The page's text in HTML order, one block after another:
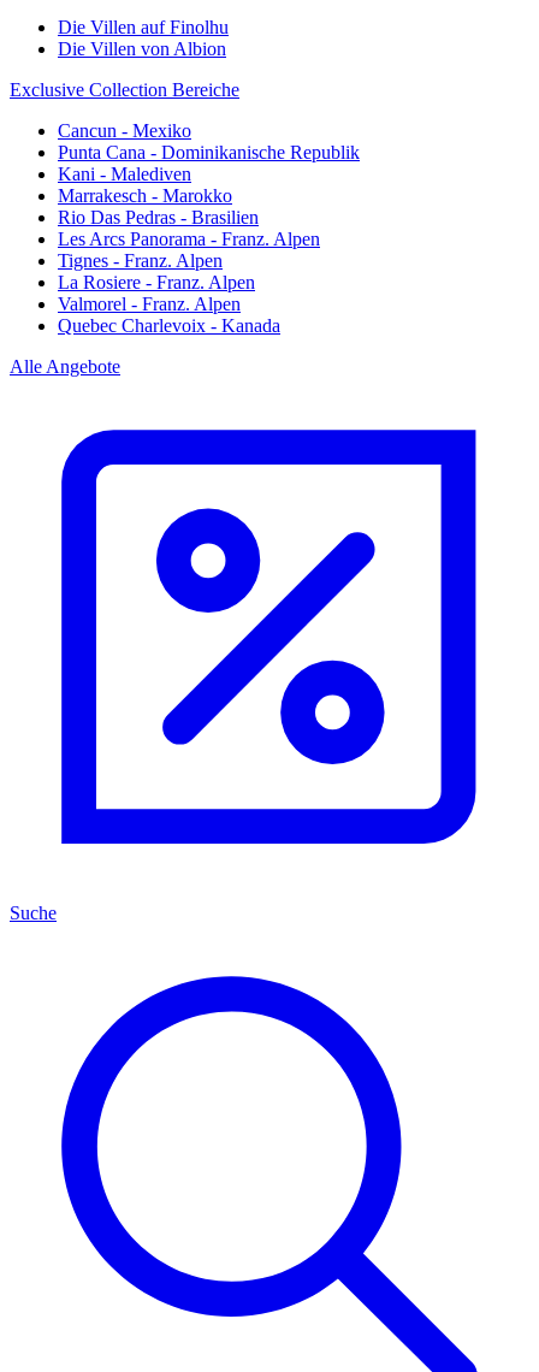
Die Villen auf Finolhu
Die Villen von Albion
Exclusive Collection Bereiche
Cancun - Mexiko
Punta Cana - Dominikanische Republik
Kani - Malediven
Marrakesch - Marokko
Rio Das Pedras - Brasilien
Les Arcs Panorama - Franz. Alpen
Tignes - Franz. Alpen
La Rosiere - Franz. Alpen
Valmorel - Franz. Alpen
Quebec Charlevoix - Kanada
Alle Angebote
Suche